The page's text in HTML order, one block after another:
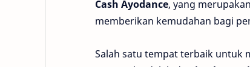
Cash Ayodance, yang
memberikan kemudahan bagi
Salah satu tempat terbaik untuk